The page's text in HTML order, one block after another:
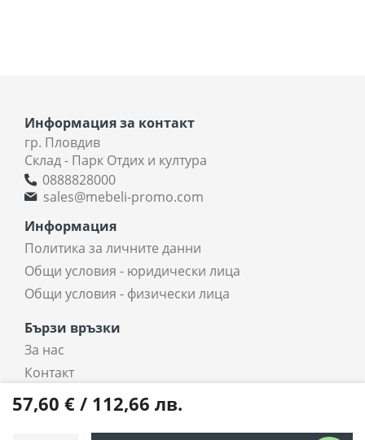
57,60 € / 112,66 лв.
Информация за контакт
гр. Пловдив
Склад - Парк Отдих и култура
0888828000
sales@mebeli-promo.com
Информация
Политика за личните данни
Общи условия - юридически лица
Общи условия - физически лица
Бързи връзки
За нас
Контакт
coradi.bg - интернет магазин